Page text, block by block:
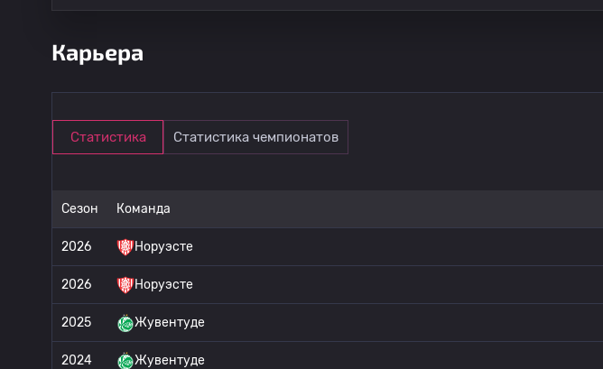
Карьера
Статистика Статистика чемпионатов
Сезон Команда
2026 Норуэсте
2026 Норуэсте
2025 Жувентуде
2024 Жувентуде